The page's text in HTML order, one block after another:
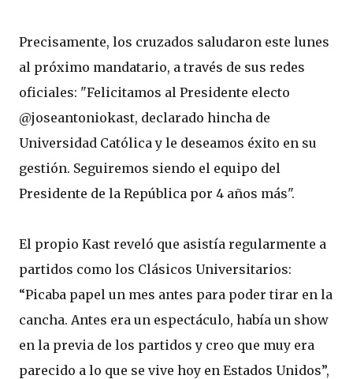
Precisamente, los cruzados saludaron este lunes
al próximo mandatario, a través de sus redes
oficiales: "Felicitamos al Presidente electo
@joseantoniokast, declarado hincha de
Universidad Católica y le deseamos éxito en su
gestión. Seguiremos siendo el equipo del
Presidente de la República por 4 años más".
El propio Kast reveló que asistía regularmente a
partidos como los Clásicos Universitarios:
“Picaba papel un mes antes para poder tirar en la
cancha. Antes era un espectáculo, había un show
en la previa de los partidos y creo que muy era
parecido a lo que se vive hoy en Estados Unidos”,